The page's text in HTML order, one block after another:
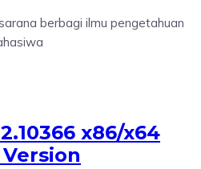
berbagi ilmu pengetahuan
x86/x64